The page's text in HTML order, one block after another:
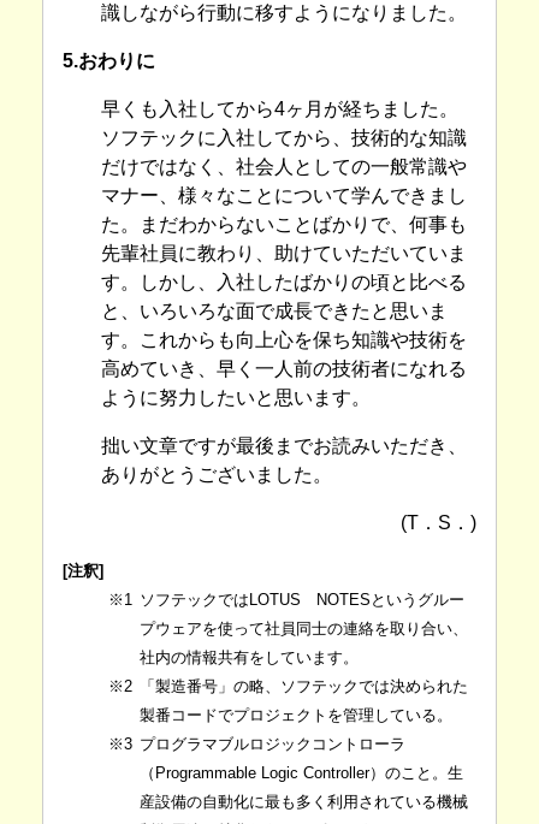
識しながら行動に移すようになりました。
5.おわりに
早くも入社してから4ヶ月が経ちました。
ソフテックに入社してから、技術的な知識
だけではなく、社会人としての一般常識や
マナー、様々なことについて学んできまし
た。まだわからないことばかりで、何事も
先輩社員に教わり、助けていただいていま
す。しかし、入社したばかりの頃と比べる
と、いろいろな面で成長できたと思いま
す。これからも向上心を保ち知識や技術を
高めていき、早く一人前の技術者になれる
ように努力したいと思います。
拙い文章ですが最後までお読みいただき、
ありがとうございました。
(T．S．)
[注釈]
※1
ソフテックではLOTUS NOTESというグルー
プウェアを使って社員同士の連絡を取り合い、
社内の情報共有をしています。
※2
「製造番号」の略、ソフテックでは決められた
製番コードでプロジェクトを管理している。
※3 プログラマブルロジックコントローラ
（Programmable Logic Controller）のこと。生
産設備の自動化に最も多く利用されている機械